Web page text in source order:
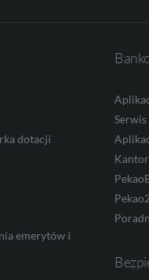
dotacji
emerytów i